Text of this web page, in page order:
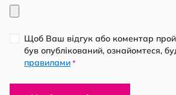
Щоб Ваш відгук або коментар
був опублікований, ознайомтеся,
правилами *